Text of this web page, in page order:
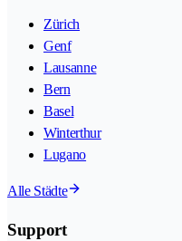
Zürich
Genf
Lausanne
Bern
Basel
Winterthur
Lugano
Alle Städte
Support